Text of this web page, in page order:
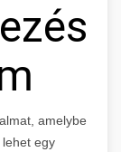
amelybe
egy